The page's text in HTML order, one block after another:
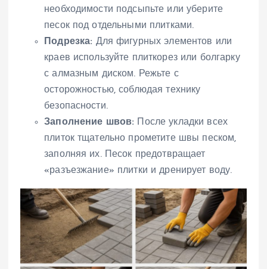
необходимости подсыпьте или уберите
песок под отдельными плитками.
Подрезка: Для фигурных элементов или
краев используйте плиткорез или болгарку
с алмазным диском. Режьте с
осторожностью, соблюдая технику
безопасности.
Заполнение швов: После укладки всех
плиток тщательно прометите швы песком,
заполняя их. Песок предотвращает
«разъезжание» плитки и дренирует воду.